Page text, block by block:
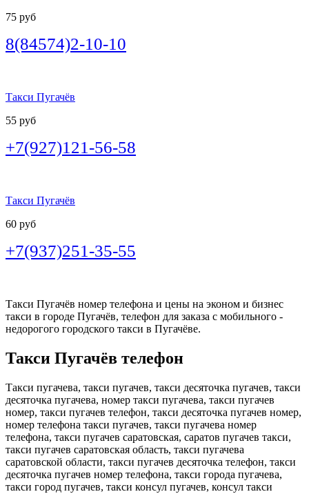
75 руб
8(84574)2-10-10
Такси Пугачёв
55 руб
+7(927)121-56-58
Такси Пугачёв
60 руб
+7(937)251-35-55
Такси Пугачёв номер телефона и цены на эконом и бизнес
такси в городе Пугачёв, телефон для заказа с мобильного -
недорогого городского такси в Пугачёве.
Такси Пугачёв телефон
Такси пугачева, такси пугачев, такси десяточка пугачев, такси
десяточка пугачева, номер такси пугачева, такси пугачев
номер, такси пугачев телефон, такси десяточка пугачев номер,
номер телефона такси пугачев, такси пугачева номер
телефона, такси пугачев саратовская, саратов пугачев такси,
такси пугачев саратовская область, такси пугачева
саратовской области, такси пугачев десяточка телефон, такси
десяточка пугачев номер телефона, такси города пугачева,
такси город пугачев, такси консул пугачев, консул такси